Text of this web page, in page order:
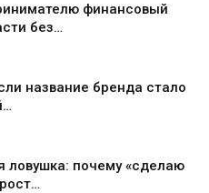
финансовый
без…
название бренда стало
ловушка: почему «сделаю